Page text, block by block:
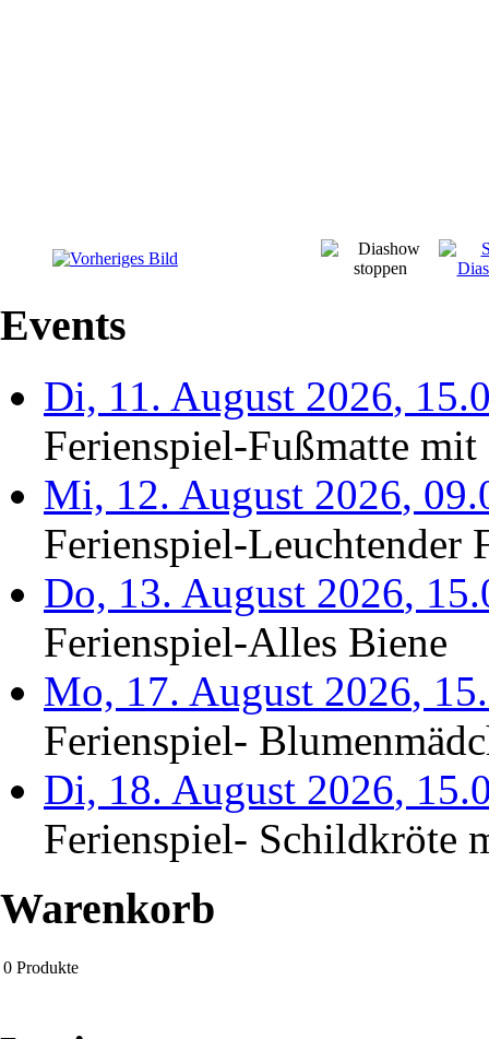
Events
Di, 11. August 2026,
Ferienspiel-Fußmatte
Mi, 12. August 2026,
Ferienspiel-Leuchtender
Do, 13. August 2026,
Ferienspiel-Alles Biene
Mo, 17. August 2026,
Ferienspiel-
Di, 18. August 2026,
Ferienspiel- Schildkröte
Warenkorb
0 Produkte